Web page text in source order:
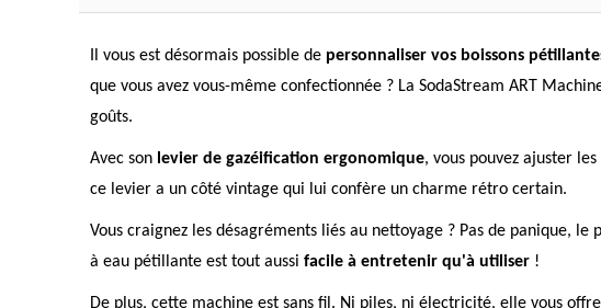
Il vous est désormais possible de personnaliser vos boissons
que vous avez vous-même confectionnée ? La SodaStream ART
goûts.
Avec son levier de gazéification ergonomique, vous pouvez ajuster
ce levier a un côté vintage qui lui confère un charme rétro certain.
Vous craignez les désagréments liés au nettoyage ? Pas de panique,
à eau pétillante est tout aussi facile à entretenir qu'à utiliser !
De plus, cette machine est sans fil. Ni piles, ni électricité, elle vous